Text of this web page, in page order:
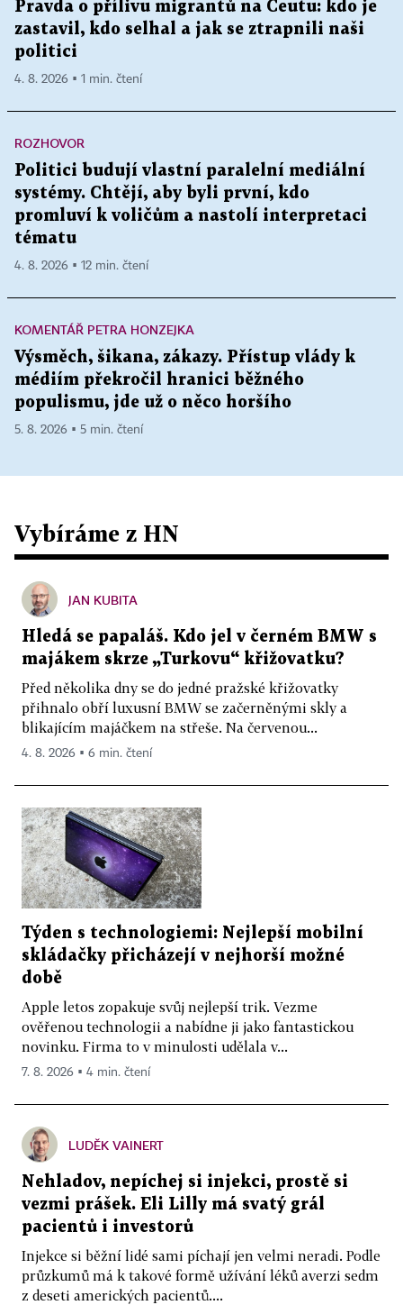
Pravda o přílivu migrantů na Ceutu: kdo je
zastavil, kdo selhal a jak se ztrapnili naši
politici
4. 8. 2026 ▪ 1 min. čtení
ROZHOVOR
Politici budují vlastní paralelní mediální
systémy. Chtějí, aby byli první, kdo
promluví k voličům a nastolí interpretaci
tématu
4. 8. 2026 ▪ 12 min. čtení
KOMENTÁŘ PETRA HONZEJKA
Výsměch, šikana, zákazy. Přístup vlády k
médiím překročil hranici běžného
populismu, jde už o něco horšího
5. 8. 2026 ▪ 5 min. čtení
Vybíráme z HN
JAN KUBITA
Hledá se papaláš. Kdo jel v černém BMW s
majákem skrze „Turkovu“ křižovatku?
Před několika dny se do jedné pražské křižovatky
přihnalo obří luxusní BMW se začerněnými skly a
blikajícím majáčkem na střeše. Na červenou...
4. 8. 2026 ▪ 6 min. čtení
Týden s technologiemi: Nejlepší mobilní
skládačky přicházejí v nejhorší možné
době
Apple letos zopakuje svůj nejlepší trik. Vezme
ověřenou technologii a nabídne ji jako fantastickou
novinku. Firma to v minulosti udělala v...
7. 8. 2026 ▪ 4 min. čtení
LUDĚK VAINERT
Nehladov, nepíchej si injekci, prostě si
vezmi prášek. Eli Lilly má svatý grál
pacientů i investorů
Injekce si běžní lidé sami píchají jen velmi neradi. Podle
průzkumů má k takové formě užívání léků averzi sedm
z deseti amerických pacientů....